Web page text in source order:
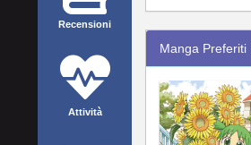
Recensioni
Attività
Manga Preferiti